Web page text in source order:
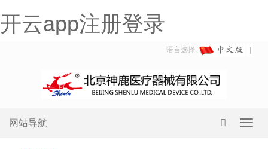
开云app注册登录
语言选择:
网站导航